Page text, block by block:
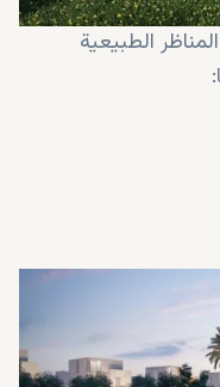
الطبيعية